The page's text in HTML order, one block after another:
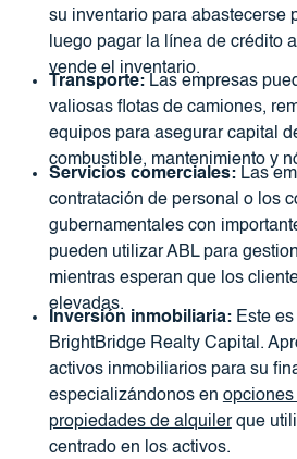
su inventario para abastecerse
luego pagar la línea de crédito
vende el inventario.
Transporte:Las empresas
valiosas flotas de camiones,
equipos para asegurar capital
combustible, mantenimiento y
Servicios comerciales:Las
contratación de personal o los
gubernamentales con
pueden utilizar ABL para
mientras esperan que los
elevadas.
Inversión inmobiliaria:Este es
BrightBridge Realty Capital.
activos inmobiliarios para su
especializándonos en
propiedades de alquilerque
centrado en los activos.